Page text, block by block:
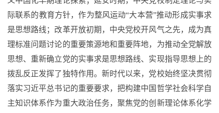
际联系的教育方针，作为整风运动“大本营”推动形成实事求
是思想路线；改革开放初期，中央党校开风气之先，成为真
理标准问题讨论的重要策源地和重要阵地，为推动全党解放
思想、重新确立党的实事求是思想路线、实现指导思想上的
拨乱反正发挥了独特作用。新时代以来，党校始终坚决贯彻
落实习近平总书记的重要要求，把构建中国哲学社会科学自
主知识体系作为重大政治任务，聚焦党的创新理论体系化学